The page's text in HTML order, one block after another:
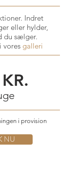
Indret
eller hylder,
du sælger.
vores galleri
i provision
NU